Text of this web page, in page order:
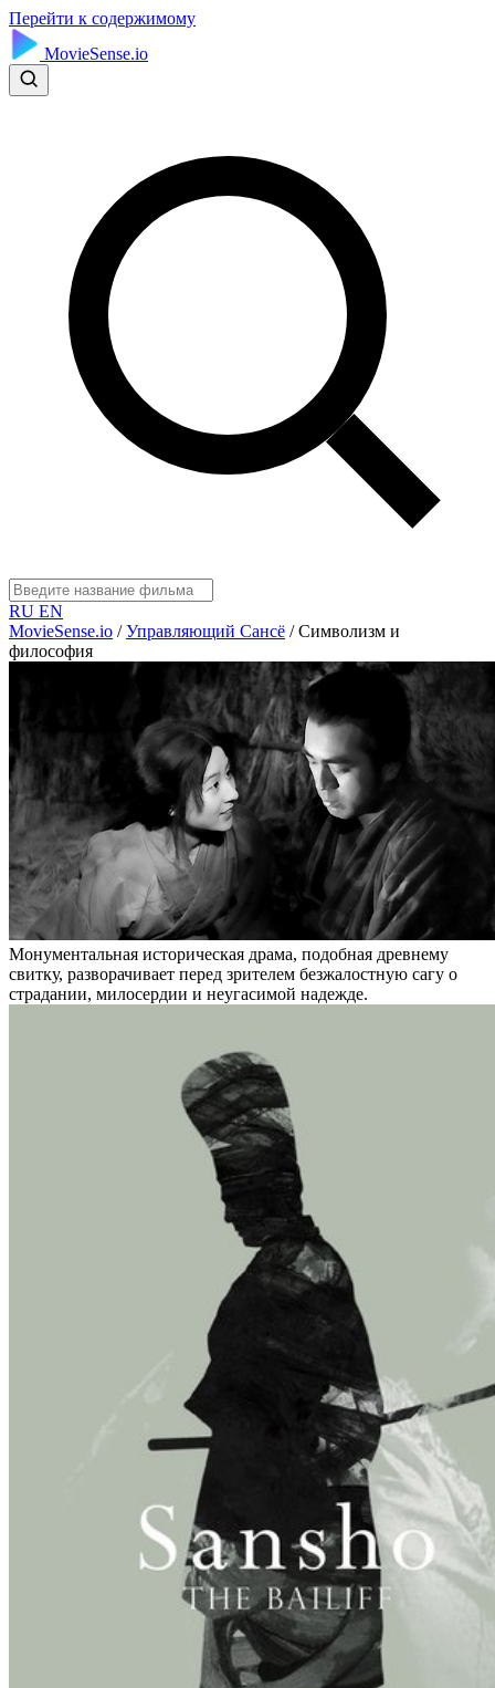
Перейти к содержимому
MovieSense.io
RU EN
MovieSense.io / Управляющий Сансё / Символизм и
философия
Монументальная историческая драма, подобная древнему
свитку, разворачивает перед зрителем безжалостную сагу о
страдании, милосердии и неугасимой надежде.